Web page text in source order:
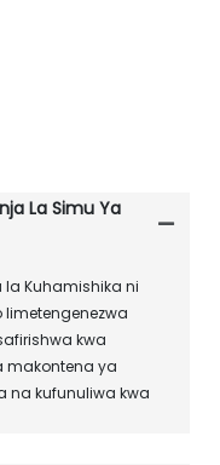
La Simu Ya
la Kuhamishika ni
kwa
makontena ya
na kufunuliwa kwa